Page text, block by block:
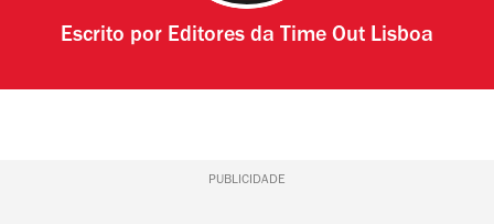
Escrito por Editores da Time Out Lisboa
PUBLICIDADE